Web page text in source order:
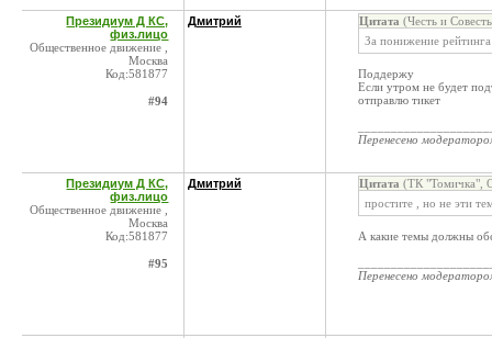
Президиум Д КС,
физ.лицо
Общественное движение ,
Москва
Код:581877
#94
Дмитрий Цитата (Честь и
За понижение
Поддержу
Если утром не будет
отправлю тикет
Перенесено
Президиум Д КС,
физ.лицо
Общественное движение ,
Москва
Код:581877
#95
Дмитрий Цитата (ТК "Томичка",
простите , но не эти
А какие темы должны
Перенесено